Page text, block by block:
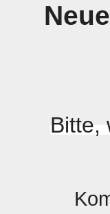
Bitte,